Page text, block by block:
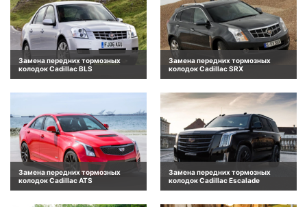
Замена передних тормозных
колодок Cadillac BLS
Замена передних тормозных
колодок Cadillac SRX
Замена передних тормозных
колодок Cadillac ATS
Замена передних тормозных
колодок Cadillac Escalade